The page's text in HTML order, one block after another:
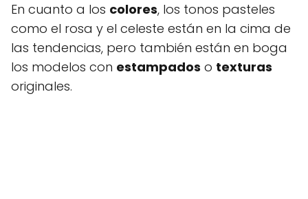
En cuanto a los colores, los tonos pasteles
como el rosa y el celeste están en la cima de
las tendencias, pero también están en boga
los modelos con estampados o texturas
originales.